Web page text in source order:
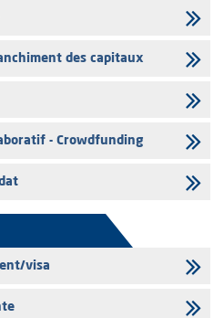
les publications réalisées par les
vise le prospectus définitif relatif
aux salariés du groupe
des capitaux
- Crowdfunding
visa